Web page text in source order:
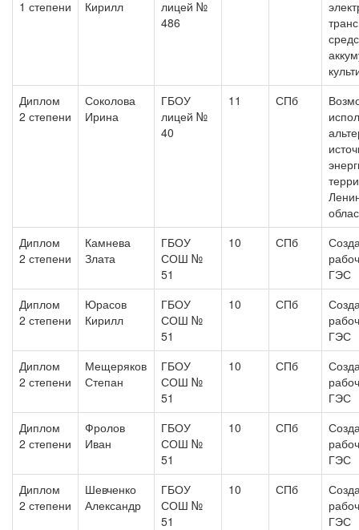
1 степени Кирилл
лицей №
486
Диплом
2 степени
Соколова
Ирина
ГБОУ
лицей №
40
11 СПб
Диплом
2 степени
Камнева
Злата
ГБОУ
СОШ №
51
10 СПб
ГЭС
Диплом
2 степени
Юрасов
Кирилл
ГБОУ
СОШ №
51
10 СПб
ГЭС
Диплом
2 степени
Мещеряков
Степан
ГБОУ
СОШ №
51
10 СПб
ГЭС
Диплом
2 степени
Фролов
Иван
ГБОУ
СОШ №
51
10 СПб
ГЭС
Диплом
2 степени
Шевченко
Александр
ГБОУ
СОШ №
51
10 СПб
ГЭС